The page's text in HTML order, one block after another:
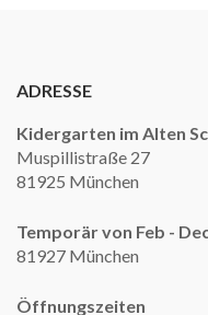
ADRESSE
Kidergarten im Alten
Muspillistraße 27
81925 München
Temporär von Feb -
81927 München
Öffnungszeiten